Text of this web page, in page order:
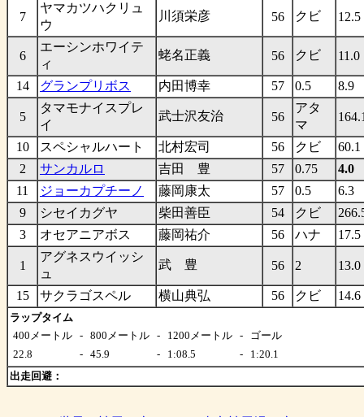
7
ヤマカツハクリュ
ウ
川須栄彦 56 クビ 12.5
6
エーシンホワイテ
ィ
蛯名正義 56 クビ 11.0
14 グランプリボス 内田博幸 57 0.5 8.9
5
タマモナイスプレ
イ
武士沢友治 56
アタ
マ
10 スペシャルハート 北村宏司 56 クビ
60.1
2
サンカルロ 吉田 豊 57 0.75
4.0
11
ジョーカプチーノ 藤岡康太 57 0.5
6.3
9
シセイカグヤ 柴田善臣 54 クビ
3
オセアニアボス 藤岡祐介 56 ハナ 17.5
1
アグネスウイッシ
ュ
武 豊 56 2 13.0
15 サクラゴスペル 横山典弘 56 クビ 14.6
ラップタイム
400メートル - 800メートル - 1200メートル -
ゴール
22.8
- 45.9 - 1:08.5 -
1:20.1
出走回避：